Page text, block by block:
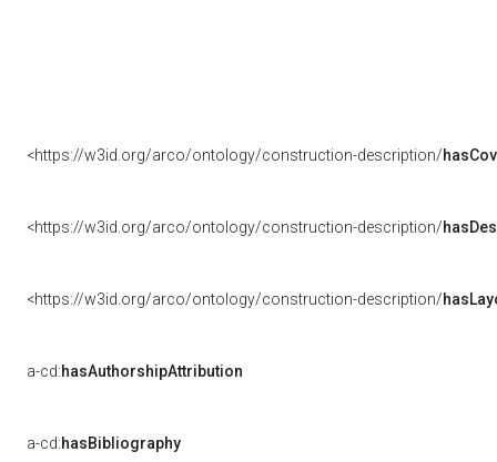
<https://w3id.org/arco/ontology/construction-description/
<https://w3id.org/arco/ontology/construction-description/
<https://w3id.org/arco/ontology/construction-description/
a-cd:hasAuthorshipAttribution
a-cd:hasBibliography